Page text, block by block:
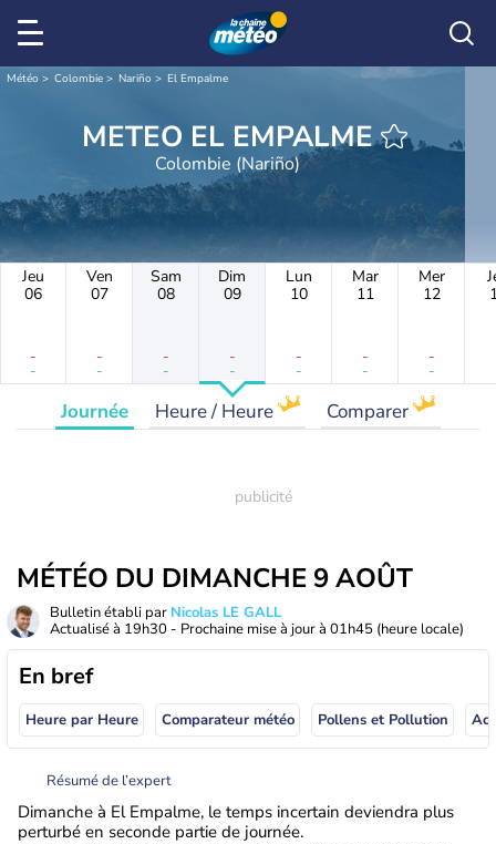
Météo Colombie Nariño El Empalme
METEO EL EMPALME
Colombie (Nariño)
Jeu
06
-
-
Ven
07
-
-
Sam
08
-
-
Dim
09
-
-
Lun
10
-
-
Mar
11
-
-
Mer
12
-
-
Journée Heure / Heure Comparer
MÉTÉO DU DIMANCHE 9 AOÛT
Bulletin établi par Nicolas LE GALL
Actualisé à 19h30 - Prochaine mise à jour à 01h45 (heure locale)
En bref
Heure par Heure Comparateur météo Pollens et Pollution
Résumé de l’expert
Dimanche à El Empalme, le temps incertain deviendra plus
perturbé en seconde partie de journée.